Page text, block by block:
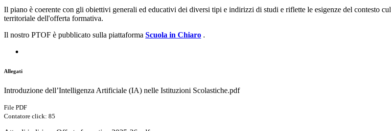
Il piano è coerente con gli obiettivi generali ed educativi dei diversi tipi e indirizzi di studi e riflette le esigenze del contesto
territoriale dell'offerta formativa.
Il nostro PTOF è pubblicato sulla piattaforma Scuola in Chiaro .
Allegati
Introduzione dell’Intelligenza Artificiale (IA) nelle Istituzioni Scolastiche.pdf
File PDF
Contatore click: 85